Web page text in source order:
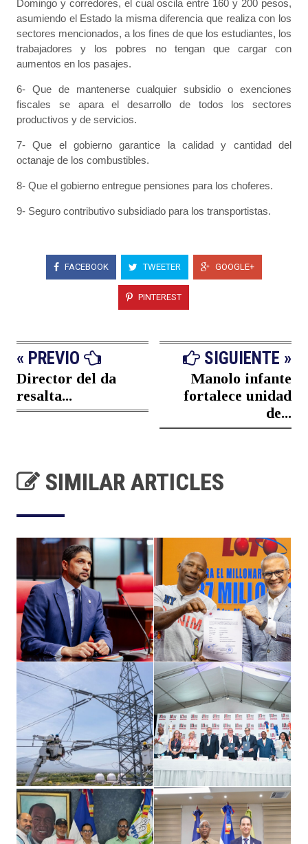
Domingo y corredores, el cual oscila entre 160 y 200 pesos,
asumiendo el Estado la misma diferencia que realiza con los
sectores mencionados, a los fines de que los estudiantes, los
trabajadores y los pobres no tengan que cargar con
aumentos en los pasajes.
6- Que de mantenerse cualquier subsidio o exenciones
fiscales se apara el desarrollo de todos los sectores
productivos y de servicios.
7- Que el gobierno garantice la calidad y cantidad del
octanaje de los combustibles.
8- Que el gobierno entregue pensiones para los choferes.
9- Seguro contributivo subsidiado para los transportistas.
FACEBOOK TWEETER GOOGLE+
PINTEREST
« PREVIO
Director del da
resalta...
SIGUIENTE »
Manolo infante
fortalece unidad
de...
SIMILAR ARTICLES